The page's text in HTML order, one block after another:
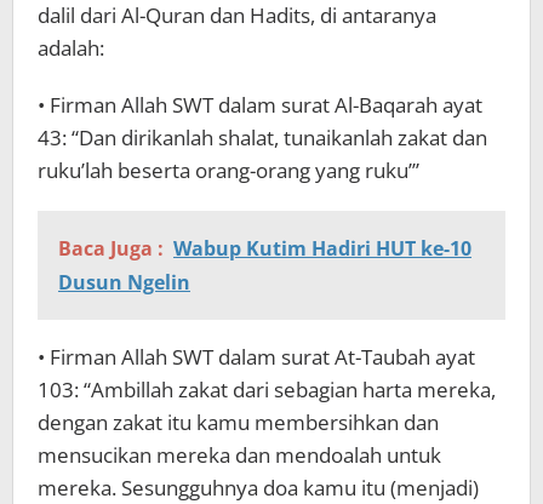
dalil dari Al-Quran dan Hadits, di antaranya
adalah:
• Firman Allah SWT dalam surat Al-Baqarah ayat
43: “Dan dirikanlah shalat, tunaikanlah zakat dan
ruku’lah beserta orang-orang yang ruku’”
Baca Juga : Wabup Kutim Hadiri HUT ke-10
Dusun Ngelin
• Firman Allah SWT dalam surat At-Taubah ayat
103: “Ambillah zakat dari sebagian harta mereka,
dengan zakat itu kamu membersihkan dan
mensucikan mereka dan mendoalah untuk
mereka. Sesungguhnya doa kamu itu (menjadi)